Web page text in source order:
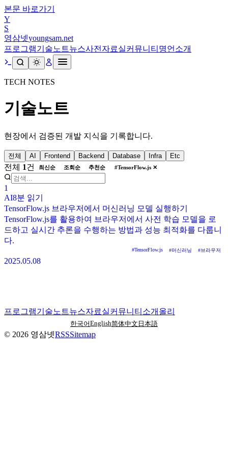
본문 바로가기
Y
S
영삼넷youngsam.net
프로그램기술노트뉴스사전 자료실커뮤니티 명언 소개
TECH NOTES
기술노트
현장에서 검증된 개발 지식을 기록합니다.
전체 AI Frontend Backend Database Infra Etc
전체 1건 최신순 조회순 추천순 #TensorFlow.js ✕
1
AI8분 읽기
TensorFlow.js 브라우저에서 머신러닝 모델 실행하기
TensorFlow.js를 활용하여 브라우저에서 사전 학습 모델을 로
드하고 실시간 추론을 수행하는 방법과 성능 최적화를 다룹니
다.
#TensorFlow.js #머신러닝 #브라우저
2025.05.08
프로그램기술노트뉴스자료실커뮤니티 소개 올리
한국어English简体中文 日本語
© 2026 영삼넷RSSSitemap